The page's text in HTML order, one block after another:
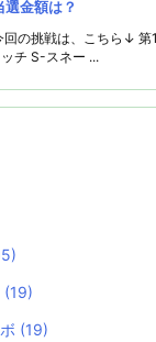
選金額は？
回の挑戦は、こちら↓ 第
チ S-スネー ...
(19)
(19)